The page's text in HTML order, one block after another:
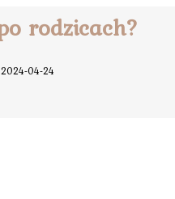
rodzicach?
04-24